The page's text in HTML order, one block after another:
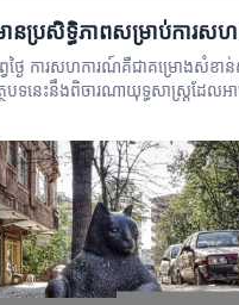
ានប្រសិទ្ធិភាពសម្រាប់ការស
ថ្ងៃ ការសហការណ៍គឺជាគម្រោងសំខាន់
ទនេះនឹងពិចារណាយុទ្ធសាស្ត្រដែលអ